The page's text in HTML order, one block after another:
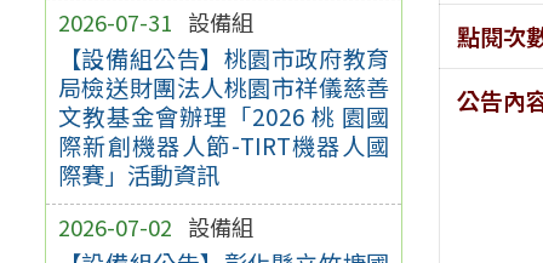
2026-07-31 設備組
【設備組公告】桃園市政府教育
局檢送財團法人桃園市祥儀慈善
文教基金會辦理「2026 桃 園國
際新創機器人節-TIRT機器人國
際賽」活動資訊
2026-07-02 設備組
點閱次
公告內